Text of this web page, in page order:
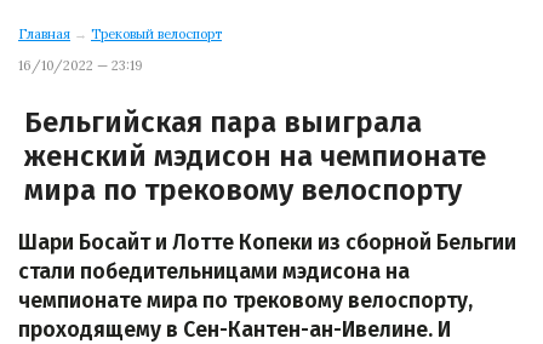
Главная → Трековый велоспорт
16/10/2022 — 23:19
Бельгийская пара выиграла
женский мэдисон на чемпионате
мира по трековому велоспорту
Шари Босайт и Лотте Копеки из сборной Бельгии
стали победительницами мэдисона на
чемпионате мира по трековому велоспорту,
проходящему в Сен-Кантен-ан-Ивелине. И